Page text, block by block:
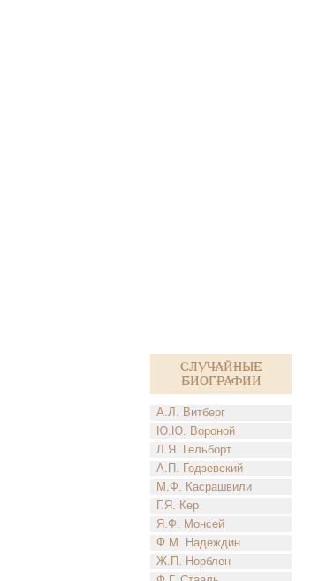
Случайные
биографии
А.Л. Витберг
Ю.Ю. Вороной
Л.Я. Гельборт
А.П. Годзевский
М.Ф. Касрашвили
Г.Я. Кер
Я.Ф. Монсей
Ф.М. Надеждин
Ж.П. Норблен